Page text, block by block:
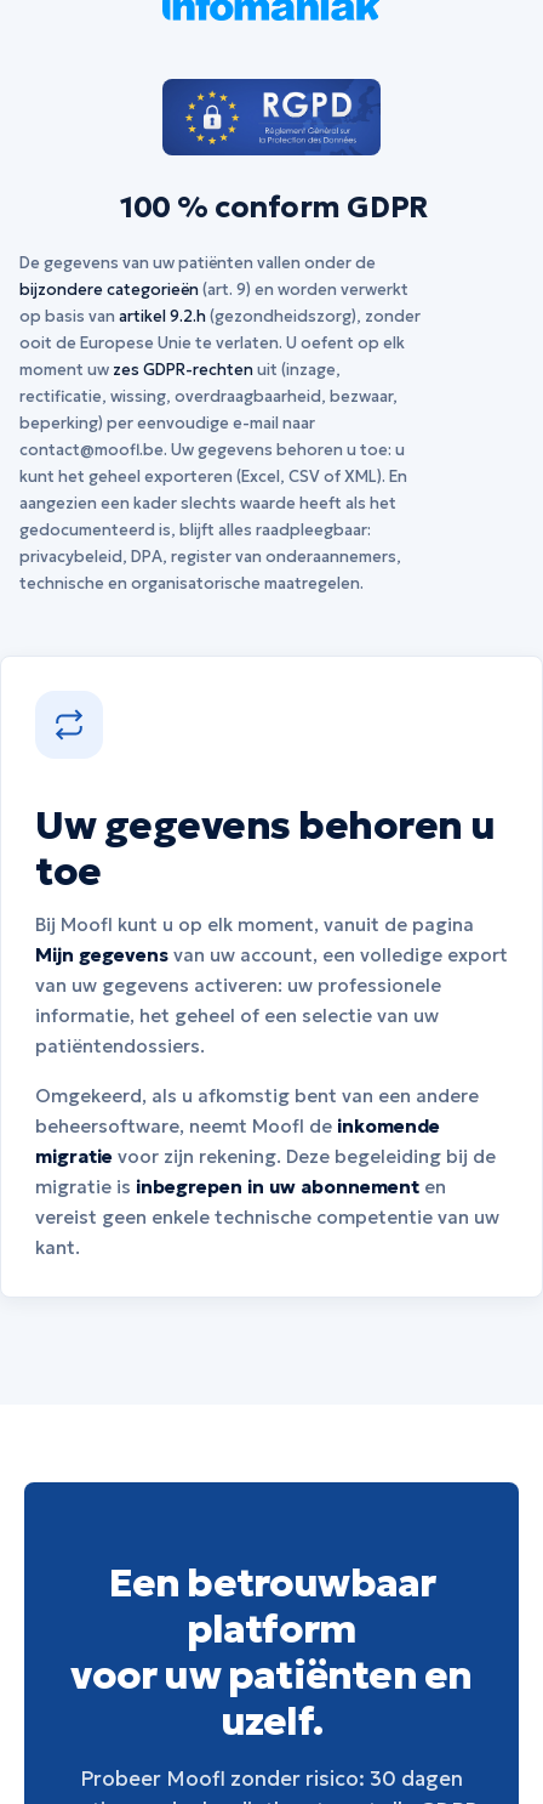
100 % conform GDPR
De gegevens van uw patiënten vallen onder de
bijzondere categorieën(art. 9) en worden verwerkt
op basis van artikel 9.2.h(gezondheidszorg), zonder
ooit de Europese Unie te verlaten. U oefent op elk
moment uw zes GDPR-rechtenuit (inzage,
rectificatie, wissing, overdraagbaarheid, bezwaar,
beperking) per eenvoudige e-mail naar
contact@moofl.be. Uw gegevens behoren u toe: u
kunt het geheel exporteren (Excel, CSV of XML). En
aangezien een kader slechts waarde heeft als het
gedocumenteerd is, blijft alles raadpleegbaar:
privacybeleid, DPA, register van onderaannemers,
technische en organisatorische maatregelen.
Uw gegevens behoren u
toe
Bij Moofl kunt u op elk moment, vanuit de pagina
Mijn gegevens van uw account, een volledige export
van uw gegevens activeren: uw professionele
informatie, het geheel of een selectie van uw
patiëntendossiers.
Omgekeerd, als u afkomstig bent van een andere
beheersoftware, neemt Moofl de inkomende
migratie voor zijn rekening. Deze begeleiding bij de
migratie is inbegrepen in uw abonnement en
vereist geen enkele technische competentie van uw
kant.
Een betrouwbaar
platform
voor uw patiënten en
uzelf.
Probeer Moofl zonder risico: 30 dagen